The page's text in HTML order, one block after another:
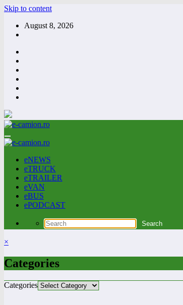
Skip to content
August 8, 2026
eNEWS
eTRUCK
eTRAILER
eVAN
eBUS
ePODCAST
×
Categories
Categories